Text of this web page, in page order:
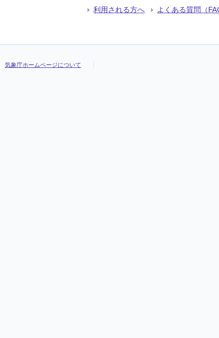
利用される方へ よくある質問（
気象庁ホームページについて